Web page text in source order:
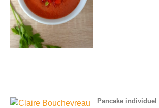
Pancake individuel